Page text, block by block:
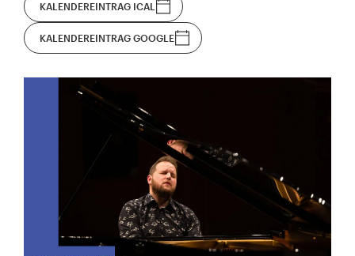
KALENDEREINTRAG ICAL
KALENDEREINTRAG GOOGLE